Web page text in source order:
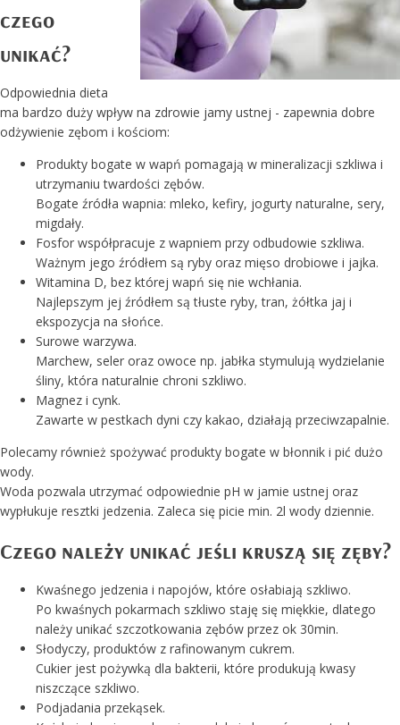
czego
unikać?
Odpowiednia dieta
ma bardzo duży wpływ na zdrowie jamy ustnej - zapewnia dobre
odżywienie zębom i kościom:
Produkty bogate w wapń pomagają w mineralizacji szkliwa i
utrzymaniu twardości zębów.
Bogate źródła wapnia: mleko, kefiry, jogurty naturalne, sery,
migdały.
Fosfor współpracuje z wapniem przy odbudowie szkliwa.
Ważnym jego źródłem są ryby oraz mięso drobiowe i jajka.
Witamina D, bez której wapń się nie wchłania.
Najlepszym jej źródłem są tłuste ryby, tran, żółtka jaj i
ekspozycja na słońce.
Surowe warzywa.
Marchew, seler oraz owoce np. jabłka stymulują wydzielanie
śliny, która naturalnie chroni szkliwo.
Magnez i cynk.
Zawarte w pestkach dyni czy kakao, działają przeciwzapalnie.
Polecamy również spożywać produkty bogate w błonnik i pić dużo
wody.
Woda pozwala utrzymać odpowiednie pH w jamie ustnej oraz
wypłukuje resztki jedzenia. Zaleca się picie min. 2l wody dziennie.
Czego należy unikać jeśli kruszą się zęby?
Kwaśnego jedzenia i napojów, które osłabiają szkliwo.
Po kwaśnych pokarmach szkliwo staję się miękkie, dlatego
należy unikać szczotkowania zębów przez ok 30min.
Słodyczy, produktów z rafinowanym cukrem.
Cukier jest pożywką dla bakterii, które produkują kwasy
niszczące szkliwo.
Podjadania przekąsek.